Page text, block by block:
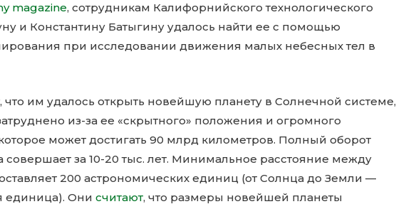
magazine, сотрудникам Калифорнийского технологического
и Константину Батыгину удалось найти ее с помощью
при исследовании движения малых небесных тел в
им удалось открыть новейшую планету в Солнечной системе,
из-за ее «скрытного» положения и огромного
может достигать 90 млрд километров. Полный оборот
совершает за 10-20 тыс. лет. Минимальное расстояние между
200 астрономических единиц (от Солнца до Земли —
единица). Онисчитают, что размеры новейшей планеты